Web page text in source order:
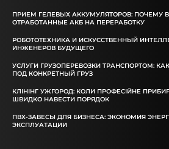
ПРИЕМ ГЕЛЕВЫХ АККУМУЛЯТОРОВ: ПОЧЕМУ
ОТРАБОТАННЫЕ АКБ НА ПЕРЕРАБОТКУ
РОБОТОТЕХНИКА И ИСКУССТВЕННЫЙ
ИНЖЕНЕРОВ БУДУЩЕГО
УСЛУГИ ГРУЗОПЕРЕВОЗКИ ТРАНСПОРТОМ:
ПОД КОНКРЕТНЫЙ ГРУЗ
КЛІНІНГ УЖГОРОД: КОЛИ ПРОФЕСІЙНЕ
ШВИДКО НАВЕСТИ ПОРЯДОК
ПВХ-ЗАВЕСЫ ДЛЯ БИЗНЕСА: ЭКОНОМИЯ
ЭКСПЛУАТАЦИИ